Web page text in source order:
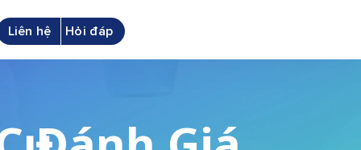
Liên hệ Hỏi đáp